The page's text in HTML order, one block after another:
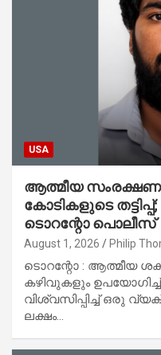
USA
ആത്മീയ
കോടികളുടെ
ടൊറന്റോ പൊലീസ്
August 1, 2026 Philip
ടൊറന്റോ : ആത്മീയ
കഴിവുകളും
വിശ്വസിപ്പിച്ച് ഒരു
ലക്ഷം…